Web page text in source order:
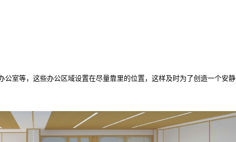
室等，这些办公区域设置在尽量靠里的位置，这样及时为了创造一个安静